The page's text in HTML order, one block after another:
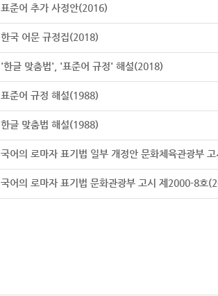
표준어 추가 사정안(2016)
한국 어문 규정집(2018)
'한글 맞춤법', '표준어 규정' 해설(2018)
표준어 규정 해설(1988)
한글 맞춤법 해설(1988)
국어의 로마자 표기법 일부 개정안 문화체육관광부
국어의 로마자 표기법 문화관광부 고시 제2000-8호